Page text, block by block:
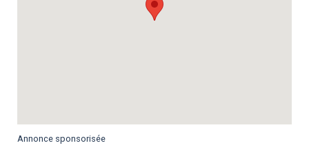
Annonce sponsorisée